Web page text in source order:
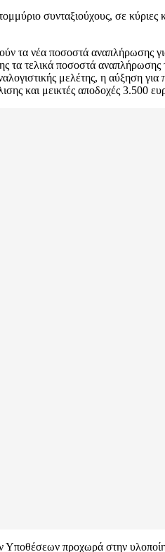
συνταξιούχους, σε
τα νέα ποσοστά αναπλήρωσης
τα τελικά ποσοστά
μελέτης, η αύξηση
και μεικτές αποδοχές 3.500
Υποθέσεων προχωρά στην